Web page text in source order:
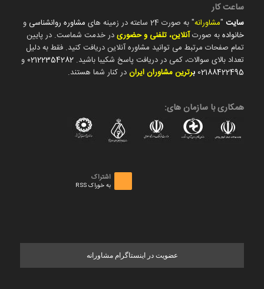
ساعت کار
سایت"مشاورانه" به صورت 24 ساعته در زمینه های مشاوره روانشناسی و
خانوادهبه صورتآنلاین، تلفنی و حضوریدر خدمت شماست. در پایین
تمام صفحات مرتبط می توانید مشاوره آنلاین دریافت کنید. فقط به دلیل
تعداد بالای سوالات، کمی در دریافت پاسخ شکیبا باشید. 02122354282 و
02188422495 برترین مشاوران ایراندر کنار شما هستند.
همکاری با سازمان های:
اشتراک
به خوراک RSS
عضویت در اینستاگرام مشاورانه